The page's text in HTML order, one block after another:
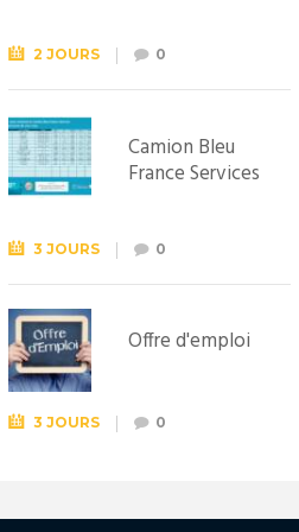
Lewarde, le 26
septembre !
2 JOURS 0
Camion Bleu
France Services
3 JOURS 0
Offre d'emploi
3 JOURS 0